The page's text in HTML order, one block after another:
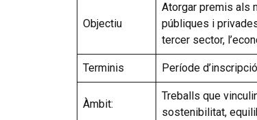
Objectiu
Atorgar premis als
públiques i
tercer sector,
Terminis Període
Àmbit:
Treballs que
sostenibilitat,